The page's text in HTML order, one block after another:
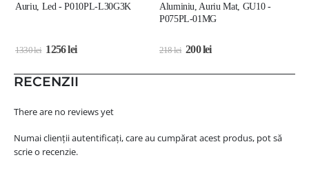
Auriu, Led - P010PL-L30G3K
1330lei 1256lei
Aluminiu, Auriu Mat, GU10 -
P075PL-01MG
218lei 200lei
RECENZII
There are no reviews yet
Numai clienții autentificați, care au cumpărat acest produs, pot să
scrie o recenzie.